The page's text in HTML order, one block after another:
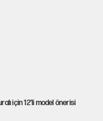
için 12’li model önerisi